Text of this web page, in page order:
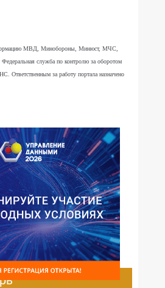
МВД, Минобороны, Минюст, МЧС,
служба по контролю за оборотом
за работу портала назначено